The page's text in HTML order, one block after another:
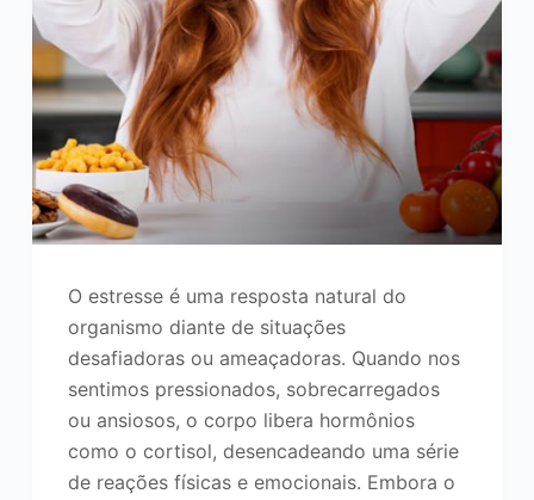
O estresse é uma resposta natural do
organismo diante de situações
desafiadoras ou ameaçadoras. Quando nos
sentimos pressionados, sobrecarregados
ou ansiosos, o corpo libera hormônios
como o cortisol, desencadeando uma série
de reações físicas e emocionais. Embora o